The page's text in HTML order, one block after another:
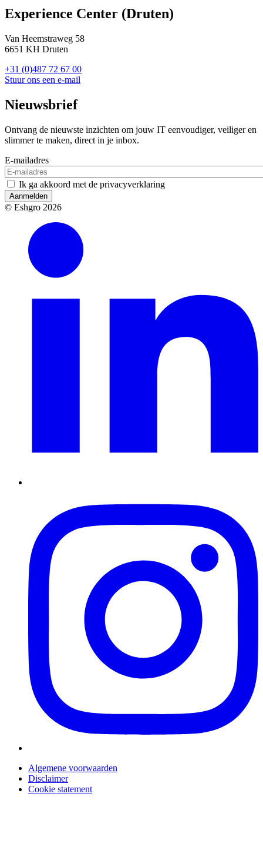
Experience Center (Druten)
Van Heemstraweg 58
6651 KH Druten
+31 (0)487 72 67 00
Stuur ons een e-mail
Nieuwsbrief
Ontvang de nieuwste inzichten om jouw IT eenvoudiger, veiliger en
slimmer te maken, direct in je inbox.
E-mailadres
Ik ga akkoord met de privacyverklaring
Aanmelden
© Eshgro 2026
Socials
Juridisch
Algemene voorwaarden
Disclaimer
Cookie statement